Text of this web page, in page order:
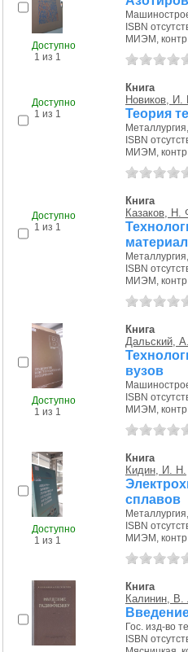
Доступно
1 из 1
ISBN
МИЭМ,
Доступно
1 из 1
Книга
Новиков, И.
Теория
ISBN
МИЭМ,
Доступно
1 из 1
Книга
Казаков, Н.
ISBN
МИЭМ,
Доступно
1 из 1
Книга
Дальский,
вузов
ISBN
МИЭМ,
Доступно
1 из 1
Книга
Кидин, И. Н.
сплавов
ISBN
МИЭМ,
Книга
Калинин, В.
Гос. изд-во
ISBN